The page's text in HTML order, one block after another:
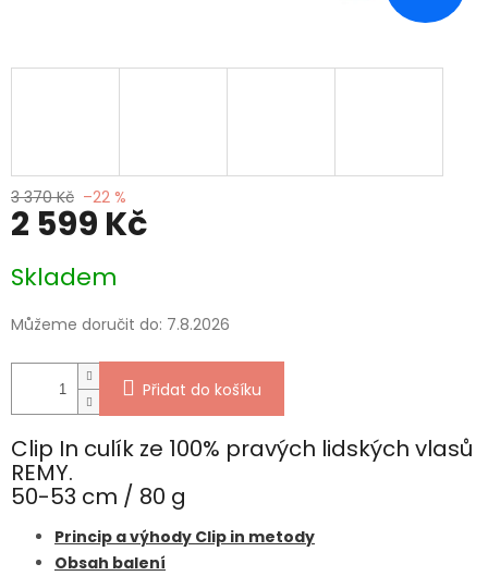
3 370 Kč –22 %
2 599 Kč
cena:
Skladem
Můžeme doručit do: 7.8.2026
Přidat do košíku
Clip In culík ze 100% pravých lidských vlasů
REMY.
50-53 cm / 80 g
Princip a výhody Clip in metody
Obsah balení